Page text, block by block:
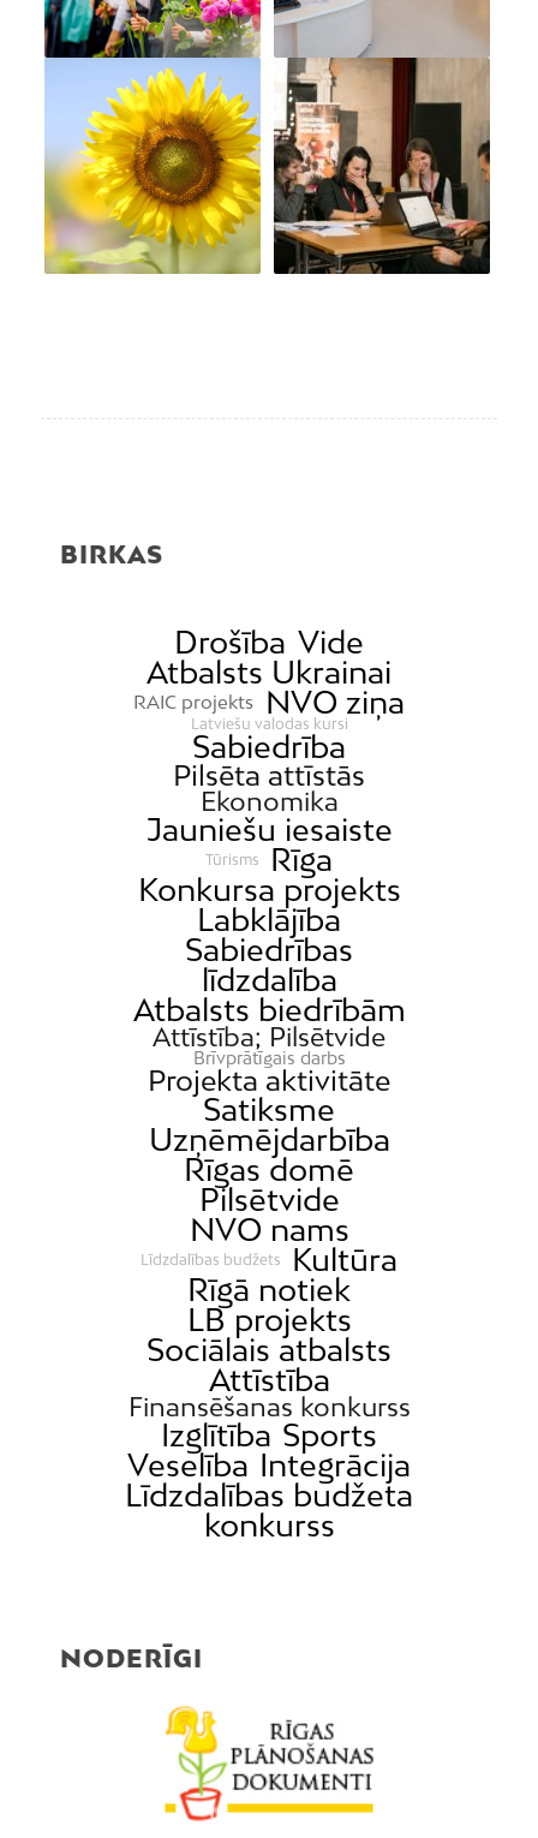
BIRKAS
Drošība Vide
Atbalsts Ukrainai
RAIC projekts NVO ziņa
Latviešu valodas kursi
Sabiedrība
Pilsēta attīstās
Ekonomika
Jauniešu iesaiste
Tūrisms
Rīga
Konkursa projekts
Labklājība
Sabiedrības
līdzdalība
Atbalsts biedrībām
Attīstība; Pilsētvide
Brīvprātīgais darbs
Projekta aktivitāte
Satiksme
Uzņēmējdarbība
Rīgas domē
Pilsētvide
NVO nams
Līdzdalības budžets
Kultūra
Rīgā notiek
LB projekts
Sociālais atbalsts
Attīstība
Finansēšanas konkurss
Izglītība Sports
Veselība Integrācija
Līdzdalības budžeta
konkurss
NODERĪGI